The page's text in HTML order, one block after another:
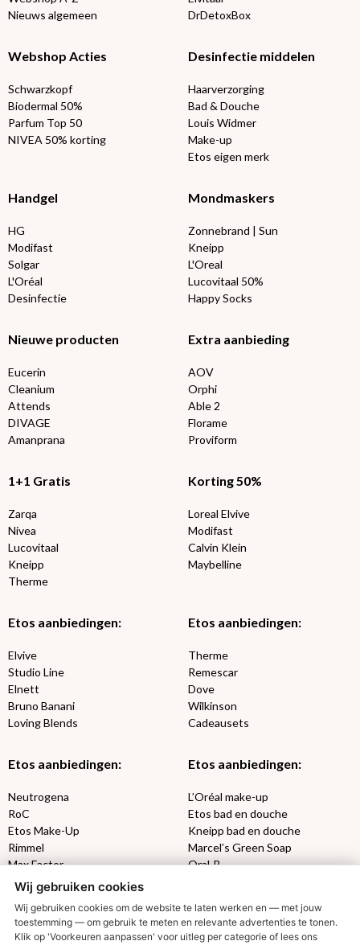
Nieuws algemeen
DrDetoxBox
Webshop Acties
Schwarzkopf
Biodermal 50%
Parfum Top 50
NIVEA 50% korting
Desinfectie middelen
Haarverzorging
Bad & Douche
Louis Widmer
Make-up
Etos eigen merk
Handgel
HG
Modifast
Solgar
L'Oréal
Desinfectie
Mondmaskers
Zonnebrand | Sun
Kneipp
L'Oreal
Lucovitaal 50%
Happy Socks
Nieuwe producten
Eucerin
Cleanium
Attends
DIVAGE
Amanprana
Extra aanbieding
AOV
Orphi
Able 2
Florame
Proviform
1+1 Gratis
Zarqa
Nivea
Lucovitaal
Kneipp
Therme
Korting 50%
Loreal Elvive
Modifast
Calvin Klein
Maybelline
Etos aanbiedingen:
Elvive
Studio Line
Elnett
Bruno Banani
Loving Blends
Etos aanbiedingen:
Therme
Remescar
Dove
Wilkinson
Cadeausets
Etos aanbiedingen:
Neutrogena
RoC
Etos Make-Up
Rimmel
Max Factor
Etos aanbiedingen:
L’Oréal make-up
Etos bad en douche
Kneipp bad en douche
Marcel’s Green Soap
Oral-B
Etos aanbiedingen:
Aussie
DETOXEN
Always
Wij gebruiken cookies
Wij gebruiken cookies om de website te laten werken en — met jouw
toestemming — om gebruik te meten en relevante advertenties te tonen.
Klik op 'Voorkeuren aanpassen' voor uitleg per categorie of lees ons